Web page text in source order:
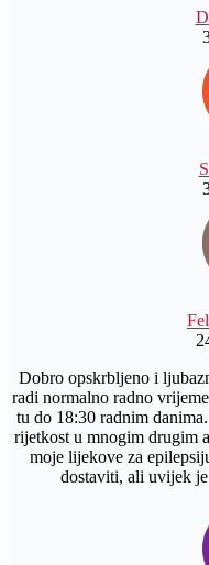
Dobro opskrbljeno i
radi normalno radno
tu do 18:30 radnim
rijetkost u mnogim drugim
moje lijekove za
dostaviti, ali uvijek